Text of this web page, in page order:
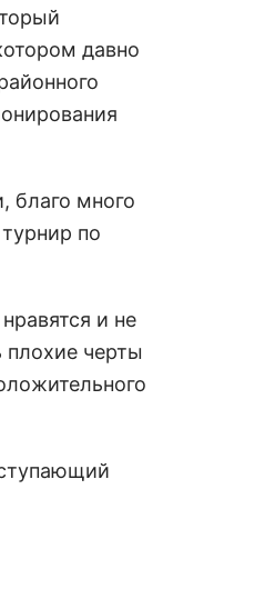
давно
благо много
по
и не
плохие черты